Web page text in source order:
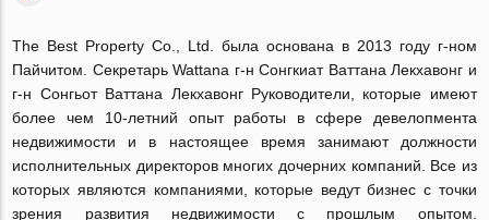
The Best Property Co., Ltd. была основана в 2013 году г-ном
Пайчитом. Секретарь Wattana г-н Сонгкиат Ваттана Лекхавонг и
г-н Сонгьот Ваттана Лекхавонг Руководители, которые имеют
более чем 10-летний опыт работы в сфере девелопмента
недвижимости и в настоящее время занимают должности
исполнительных директоров многих дочерних компаний. Все из
которых являются компаниями, которые ведут бизнес с точки
зрения развития недвижимости с прошлым опытом.